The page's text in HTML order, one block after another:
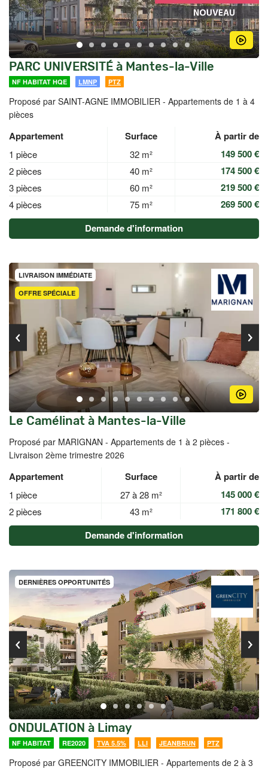
PARC UNIVERSITÉ à Mantes-la-Ville
NF HABITAT HQE LMNP PTZ
Proposé par SAINT-AGNE IMMOBILIER - Appartements de 1 à 4
pièces
Appartement Surface À partir de
1 pièce 32 m² 149 500 €
2 pièces 40 m² 174 500 €
3 pièces 60 m² 219 500 €
4 pièces 75 m²
269 500 €
Demande d'information
OFFRE SPÉCIALE
LIVRAISON IMMÉDIATE
Le Camélinat à Mantes-la-Ville
Proposé par MARIGNAN - Appartements de 1 à 2 pièces -
Livraison 2ème trimestre 2026
Appartement Surface À partir de
1 pièce 27 à 28 m² 145 000 €
2 pièces 43 m²
171 800 €
Demande d'information
DERNIÈRES OPPORTUNITÉS
ONDULATION à Limay
NF HABITAT RE2020 TVA 5.5% LLI JEANBRUN PTZ
Proposé par GREENCITY IMMOBILIER - Appartements de 2 à 3